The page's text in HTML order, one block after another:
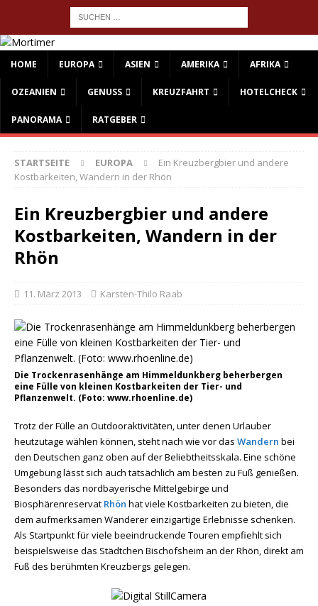
HOME EUROPA ASIEN AMERIKA AFRIKA
OZEANIEN GENUSS KREUZFAHRT HOTELCHECK
PANORAMA RATGEBER
STARTSEITE EUROPA
Ein Kreuzbergbier und andere
Kostbarkeiten, Wandern in der Rhön
Ein Kreuzbergbier und andere
Kostbarkeiten, Wandern in der
Rhön
11. März 2013 Karsten-Thilo Raab
Die Trockenrasenhänge am Himmeldunkberg beherbergen
eine Fülle von kleinen Kostbarkeiten der Tier- und
Pflanzenwelt. (Foto: www.rhoenline.de)
Trotz der Fülle an Outdooraktivitäten, unter denen Urlauber
heutzutage wählen können, steht nach wie vor das Wandern bei
den Deutschen ganz oben auf der Beliebtheitsskala. Eine schöne
Umgebung lässt sich auch tatsächlich am besten zu Fuß genießen.
Besonders das nordbayerische Mittelgebirge und
Biosphärenreservat Rhön hat viele Kostbarkeiten zu bieten, die
dem aufmerksamen Wanderer einzigartige Erlebnisse schenken.
Als Startpunkt für viele beeindruckende Touren empfiehlt sich
beispielsweise das Städtchen Bischofsheim an der Rhön, direkt am
Fuß des berühmten Kreuzbergs gelegen.